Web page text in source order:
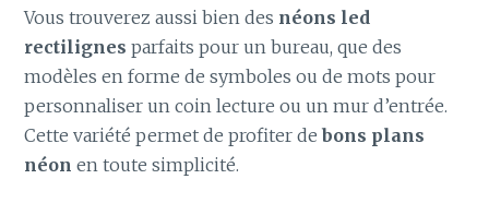
Vous trouverez aussi bien des néons led
rectilignes parfaits pour un bureau, que des
modèles en forme de symboles ou de mots pour
personnaliser un coin lecture ou un mur d’entrée.
Cette variété permet de profiter debons plans
néon en toute simplicité.